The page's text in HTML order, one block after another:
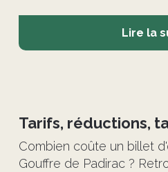
Lire la
Tarifs, réductions,
Combien coûte un billet
Gouffre de Padirac ?